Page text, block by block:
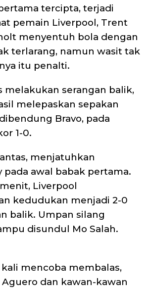
tercipta, terjadi
pemain Liverpool, Trent
menyentuh bola dengan
terlarang, namun wasit tak
itu penalti.
melakukan serangan balik,
melepaskan sepakan
Bravo, pada
1-0.
menjatuhkan
pada awal babak pertama.
Liverpool
kedudukan menjadi 2-0
balik. Umpan silang
disundul Mo Salah.
kali mencoba membalas,
dan kawan-kawan